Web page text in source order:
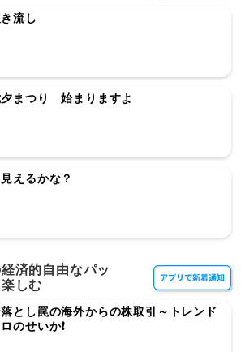
流し
まつり 始まりますよ
えるかな？
済的自由なパッ
しむ
とし罠の海外からの株取引～トレンド
のせいか❗️